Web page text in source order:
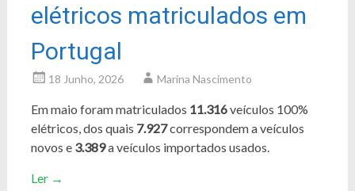
elétricos matriculados em
Portugal
18 Junho, 2026 Marina Nascimento
Em maio foram matriculados 11.316veículos 100%
elétricos, dos quais 7.927correspondem a veículos
novos e 3.389a veículos importados usados.
Ler →